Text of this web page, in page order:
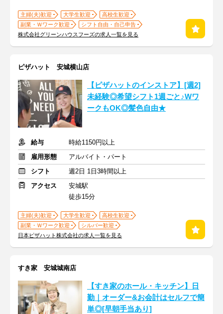
主婦(夫)歓迎 大学生歓迎
高校生歓迎
副業・Ｗワーク歓迎
シフト自由・自己申告
株式会社グリーンハウスフーズの求人一覧を見る
ピザハット 安城横山店
【ピザハットのインストア】[週2]
未経験◎希望シフト1週ごと♪Wワ
ークもOK◎髪色自由★
給与
時給1150円以上
雇用形態
アルバイト・パート
シフト
週2日 1日3時間以上
アクセス
安城駅
徒歩15分
主婦(夫)歓迎 大学生歓迎
高校生歓迎
副業・Ｗワーク歓迎
シルバー歓迎
日本ピザハット株式会社の求人一覧を見る
すき家 安城城南店
【すき家のホール・キッチン】日
勤｜オーダー&お会計はセルフで簡
単◎[早朝手当あり]